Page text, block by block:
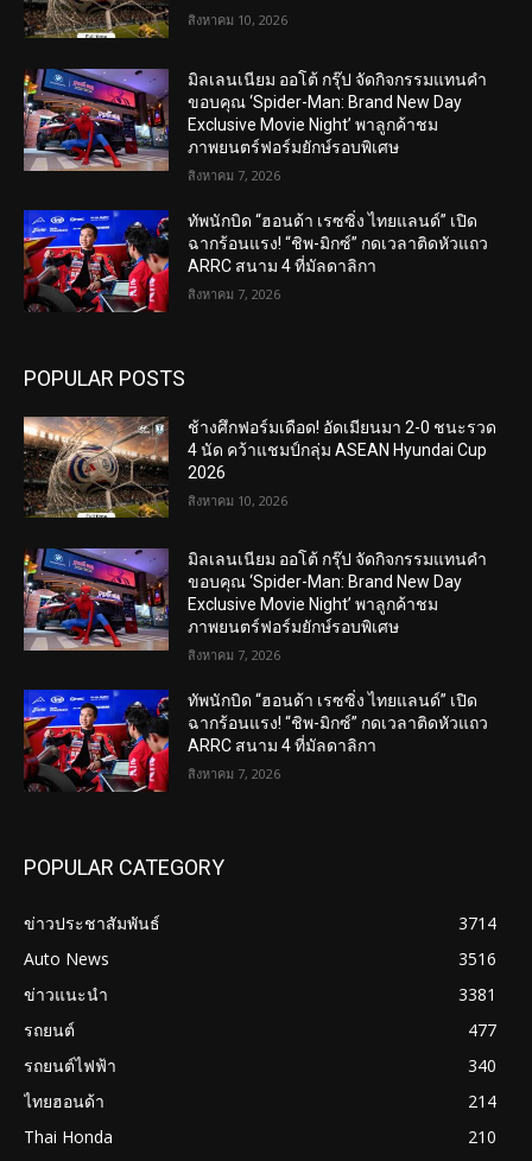
สิงหาคม 10, 2026
มิลเลนเนียม ออโต้ กรุ๊ป จัดกิจกรรมแทนคำ
ขอบคุณ ‘Spider-Man: Brand New Day
Exclusive Movie Night’ พาลูกค้าชม
ภาพยนตร์ฟอร์มยักษ์รอบพิเศษ
สิงหาคม 7, 2026
ทัพนักบิด “ฮอนด้า เรซซิ่ง ไทยแลนด์” เปิด
ฉากร้อนแรง! “ชิพ-มิกซ์” กดเวลาติดหัวแถว
ARRC สนาม 4 ที่มัลดาลิกา
สิงหาคม 7, 2026
POPULAR POSTS
ช้างศึกฟอร์มเดือด! อัดเมียนมา 2-0 ชนะรวด
4 นัด คว้าแชมป์กลุ่ม ASEAN Hyundai Cup
2026
สิงหาคม 10, 2026
มิลเลนเนียม ออโต้ กรุ๊ป จัดกิจกรรมแทนคำ
ขอบคุณ ‘Spider-Man: Brand New Day
Exclusive Movie Night’ พาลูกค้าชม
ภาพยนตร์ฟอร์มยักษ์รอบพิเศษ
สิงหาคม 7, 2026
ทัพนักบิด “ฮอนด้า เรซซิ่ง ไทยแลนด์” เปิด
ฉากร้อนแรง! “ชิพ-มิกซ์” กดเวลาติดหัวแถว
ARRC สนาม 4 ที่มัลดาลิกา
สิงหาคม 7, 2026
POPULAR CATEGORY
ข่าวประชาสัมพันธ์
3714
Auto News
3516
ข่าวแนะนำ
3381
รถยนต์
477
รถยนต์ไฟฟ้า
340
ไทยฮอนด้า
214
Thai Honda
210